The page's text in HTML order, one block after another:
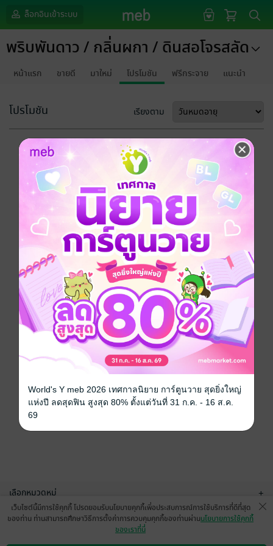
ล็อกอินเข้าระบบ
พริบพันดาว / กลิ่นผกา / ดินสอโจรสลัด
หน้าแรก ขายดี มาใหม่ โปรโมชัน ฟรีกระจาย แนะนำ
โปรโมชัน เรียงตาม
ขออภัยด้วยนะคะ
ไม่พบข้อมูลในหัวข้อที่คุณกำลังชมค่ะ
เลือกหมวดหมู่ +
บริการช่วยเหลือ
เว็บไซต์นี้มีการใช้คุกกี้ โปรดยอมรับนโยบายคุกกี้เพื่อประสบการณ์การใช้บริการที่ดีที่สุด
ของท่าน ท่านสามารถศึกษาวิธีการตั้งค่าการควบคุมคุกกี้ของท่านผ่านนโยบายการใช้คุกกี้
ของเราที่นี่
World's Y meb 2026 เทศกาลนิยาย การ์ตูนวาย สุดยิ่งใหญ่
แห่งปี ลดสุดฟิน สูงสุด 80% ตั้งแต่วันที่ 31 ก.ค. - 16 ส.ค.
69